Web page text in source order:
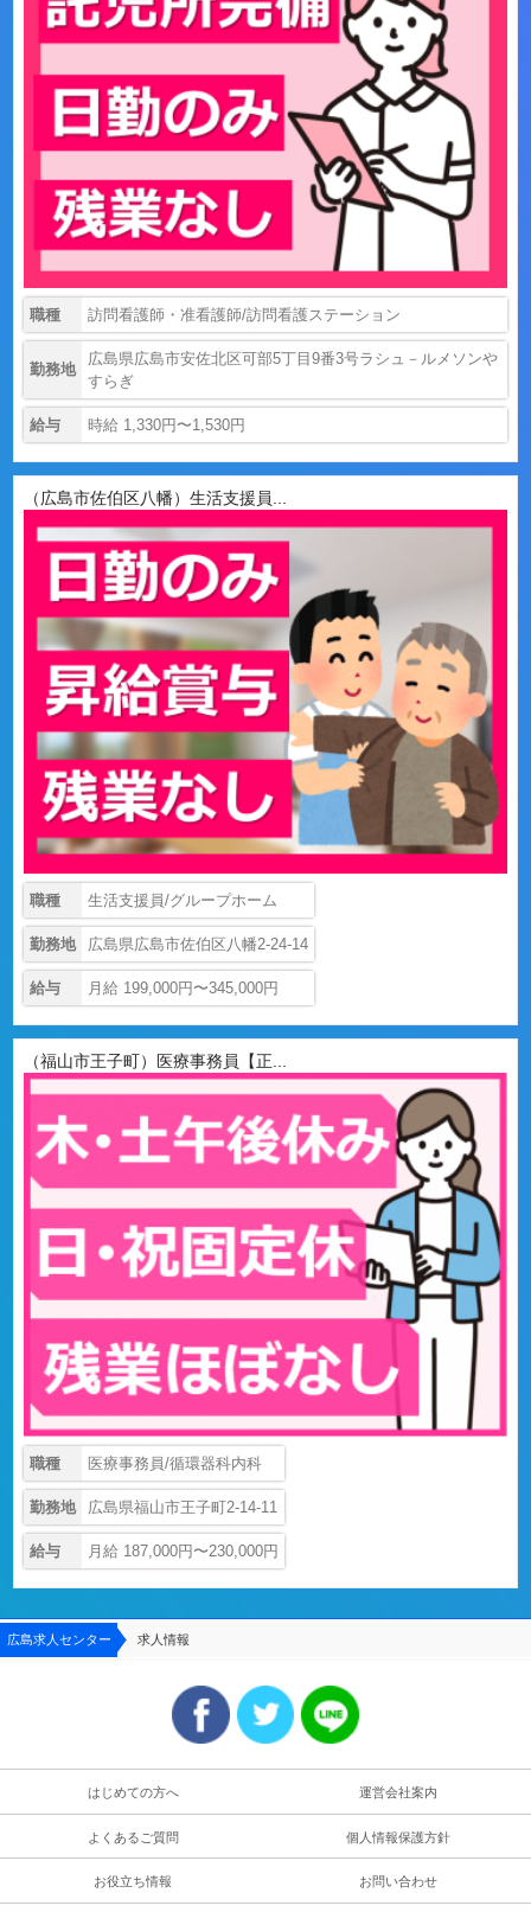
職種 訪問看護師・准看護師/訪問看護ステーション
勤務地
広島県広島市安佐北区可部5丁目9番3号ラシュ－ルメソンや
すらぎ
給与 時給 1,330円〜1,530円
（広島市佐伯区八幡）生活支援員...
職種 生活支援員/グループホーム
勤務地 広島県広島市佐伯区八幡2-24-14
給与 月給 199,000円〜345,000円
（福山市王子町）医療事務員【正...
職種 医療事務員/循環器科内科
勤務地 広島県福山市王子町2-14-11
給与 月給 187,000円〜230,000円
広島求人センター 求人情報
はじめての方へ 運営会社案内
よくあるご質問 個人情報保護方針
お役立ち情報 お問い合わせ